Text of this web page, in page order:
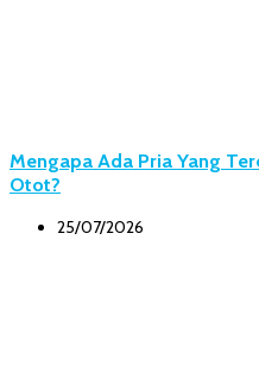
Mengapa Ada Pria Yang
Otot?
25/07/2026